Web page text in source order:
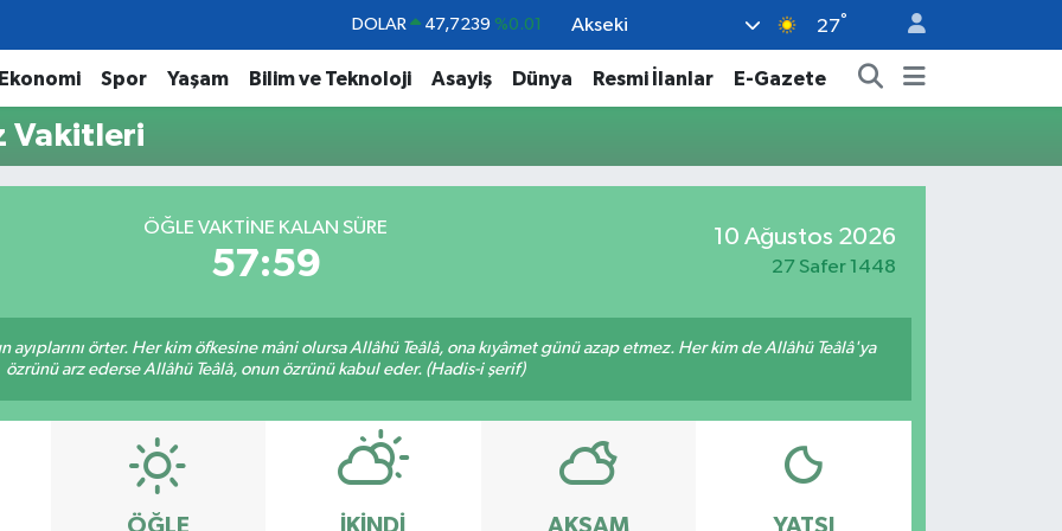
DOLAR 47,7239 %0.01
EURO 55,1823 %-0.06
STERLİN 64,4329 %-0.02
BITCOIN
Akseki 27°
Ekonomi Spor Yaşam Bilim ve Teknoloji Asayiş Dünya Resmi İlanlar E-Gazete
Vakitleri
ÖĞLE VAKTINE KALAN SÜRE
57:58
10 Ağustos 2026
27 Safer 1448
ayıplarını örter. Her kim öfkesine mâni olursa Allâhü Teâlâ, ona kıyâmet günü azap etmez. Her kim de Allâhü Teâlâ'ya
özrünü arz ederse Allâhü Teâlâ, onun özrünü kabul eder. (Hadis-i şerif)
ÖĞLE İKINDI AKŞAM YATSI